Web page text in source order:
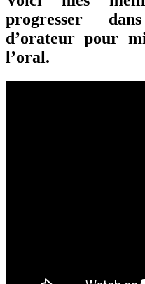
progresser
d’orateur pour
l’oral.